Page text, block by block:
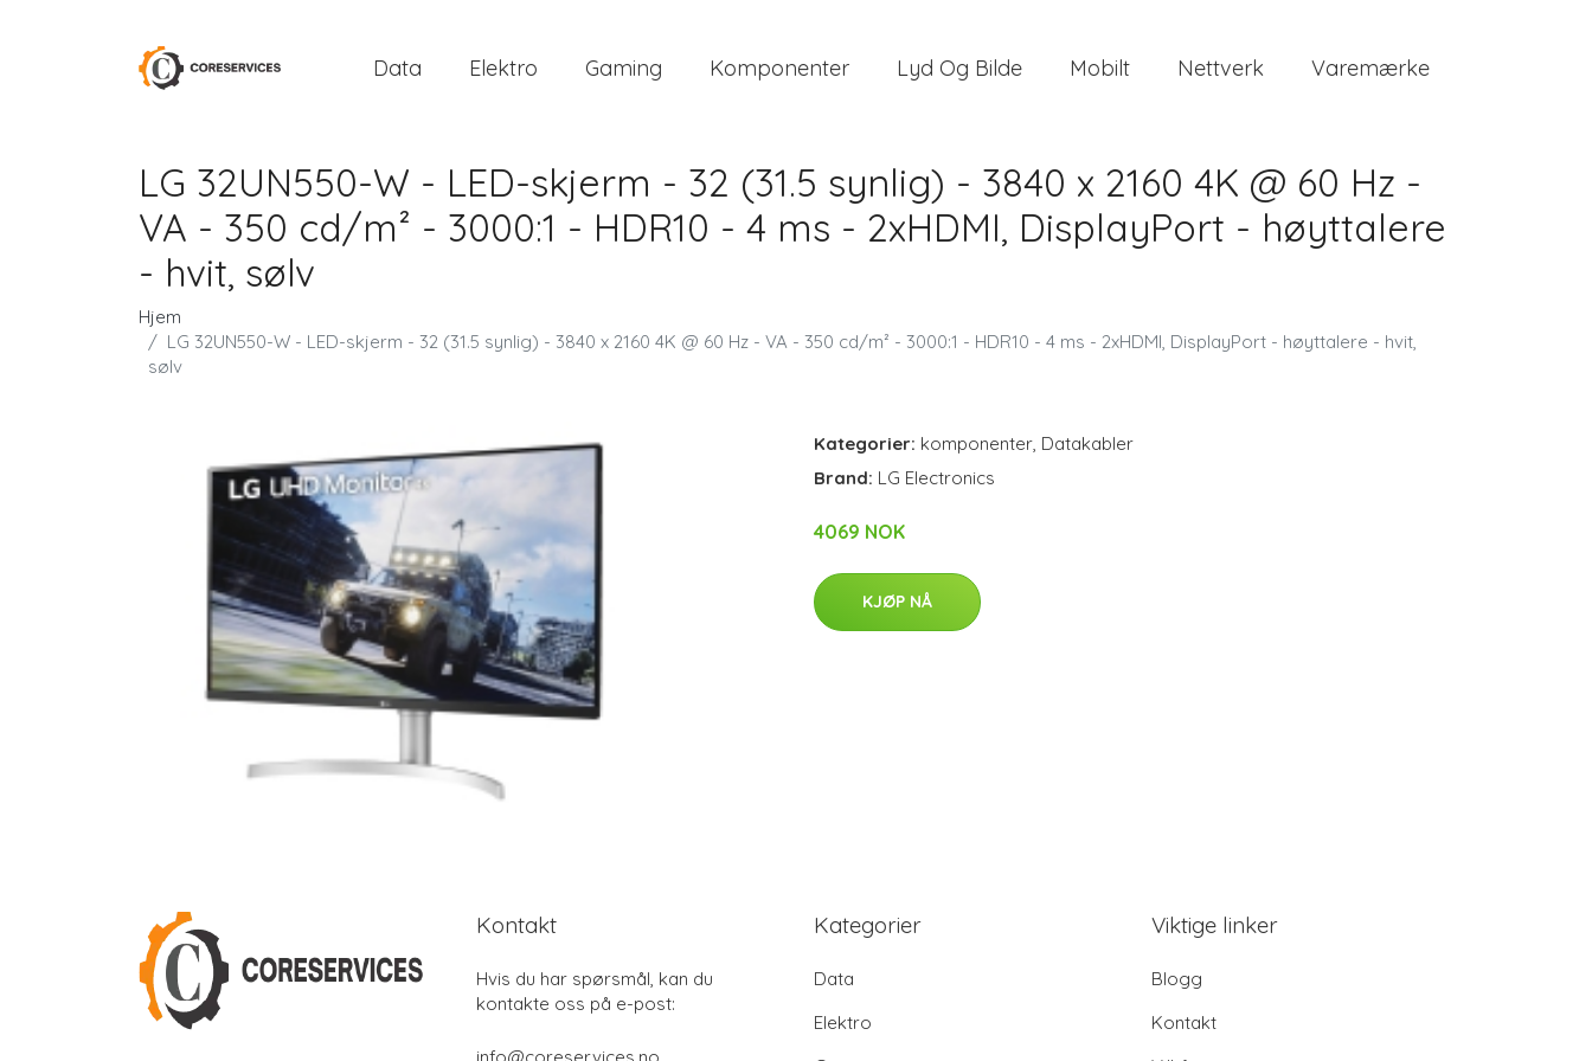
Data Elektro Gaming Komponenter Lyd Og Bilde Mobilt Nettverk Varemærke
LG 32UN550-W - LED-skjerm - 32 (31.5 synlig) - 3840 x 2160 4K @ 60 Hz -
VA - 350 cd/m² - 3000:1 - HDR10 - 4 ms - 2xHDMI, DisplayPort - høyttalere
- hvit, sølv
Hjem
LG 32UN550-W - LED-skjerm - 32 (31.5 synlig) - 3840 x 2160 4K @ 60 Hz - VA - 350 cd/m² - 3000:1 - HDR10 - 4 ms - 2xHDMI, DisplayPort - høyttalere - hvit,
sølv
Kategorier: komponenter, Datakabler
Brand: LG Electronics
4069 NOK
KJØP NÅ
Kontakt
Hvis du har spørsmål, kan du
kontakte oss på e-post:
Kategorier
Data
Elektro
Viktige linker
Blogg
Kontakt